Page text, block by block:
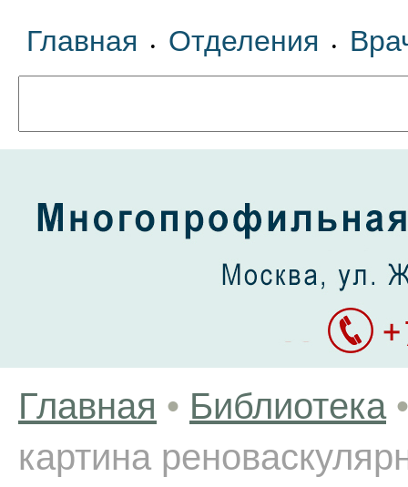
Главная • Отделения •
Главная • Библиотека •
картина